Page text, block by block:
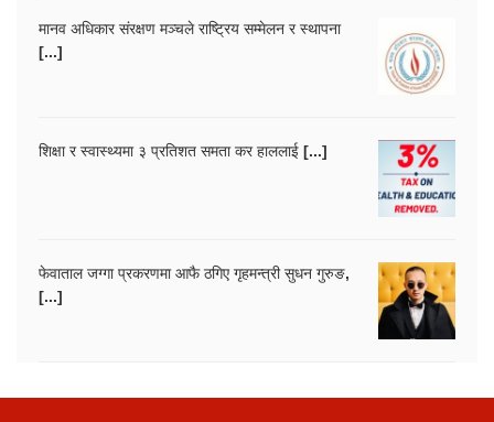
मानव अधिकार संरक्षण मञ्चले राष्ट्रिय सम्मेलन र स्थापना
[...]
शिक्षा र स्वास्थ्यमा ३ प्रतिशत समता कर हाललाई [...]
फेवाताल जग्गा प्रकरणमा आफै ठगिए गृहमन्त्री सुधन गुरुङ,
[...]